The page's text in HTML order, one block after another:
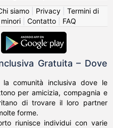
siamo| Privacy| Termini di
| Contatto| FAQ
Gratuita – Dove
la comunità inclusiva dove le
per amicizia, compagnia e
di trovare il loro partner
forme.
riunisce individui con varie